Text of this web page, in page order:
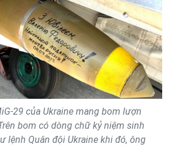
29 của Ukraine mang bom lượn
bom có dòng chữ kỷ niệm sinh
lệnh Quân đội Ukraine khi đó, ông